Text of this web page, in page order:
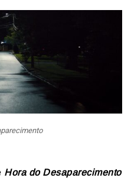
Hora do Desaparecimento